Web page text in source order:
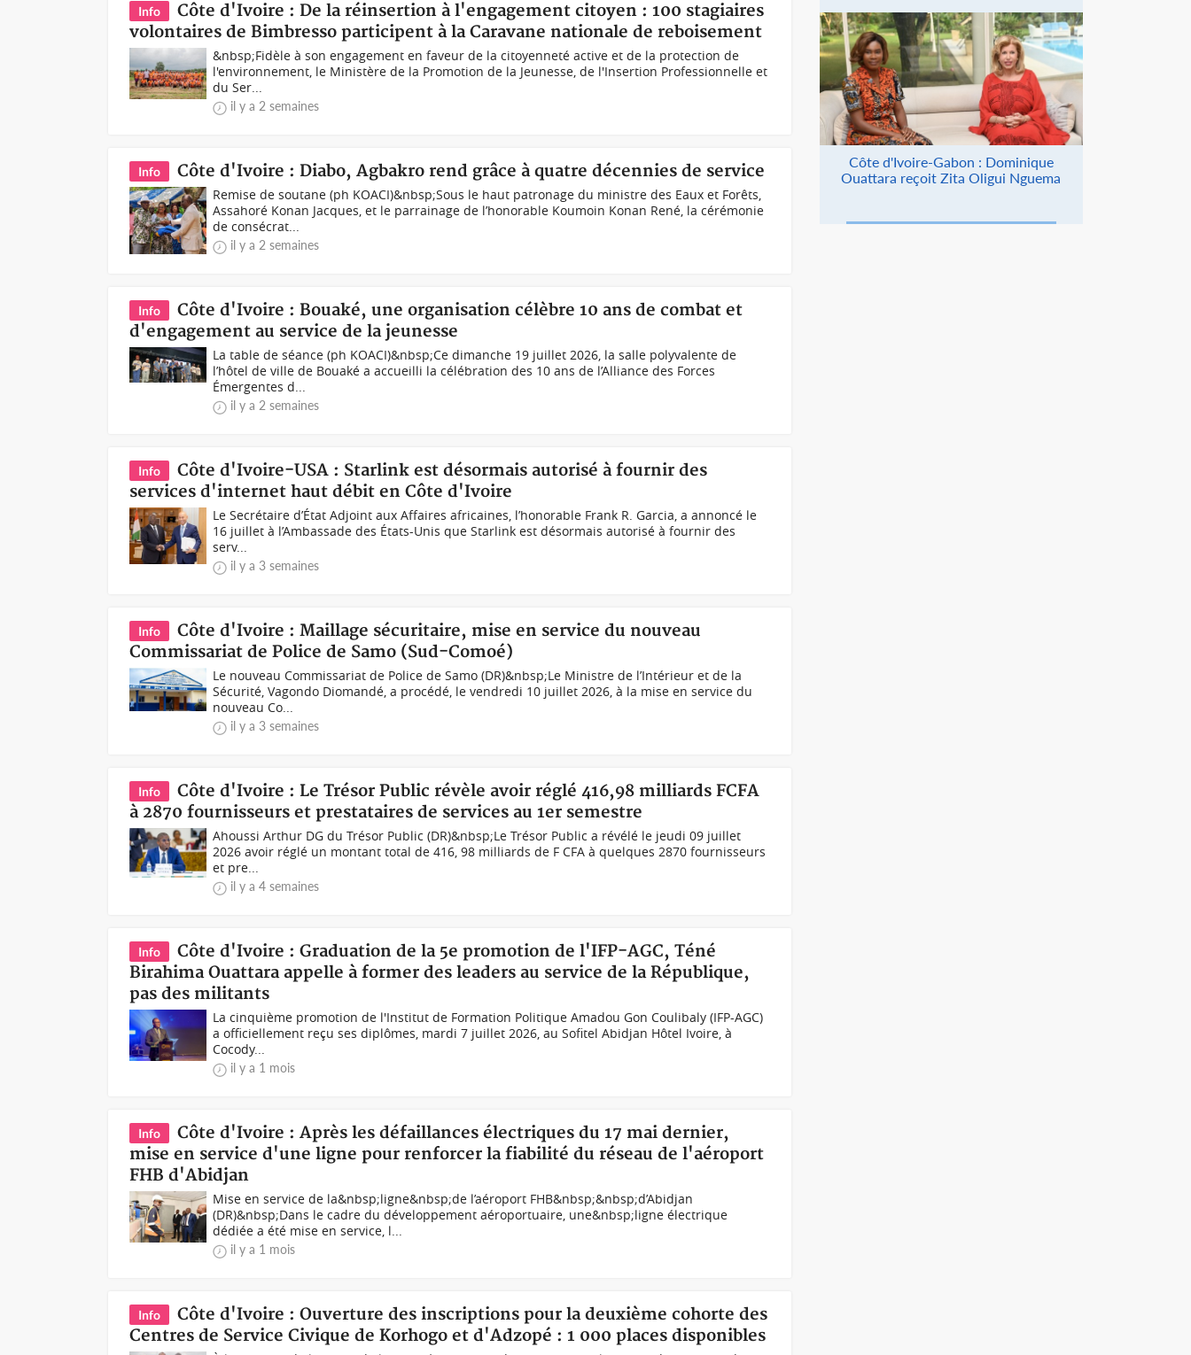
Info
Côte d'Ivoire : De la réinsertion à l'engagement citoyen : 100 stagiaires
volontaires de Bimbresso participent à la Caravane nationale de reboisement
&nbsp;Fidèle à son engagement en faveur de la citoyenneté active et de la protection de
l'environnement, le Ministère de la Promotion de la Jeunesse, de l'Insertion Professionnelle et
du Ser...
il y a 2 semaines
Info Côte d'Ivoire : Diabo, Agbakro rend grâce à quatre décennies de service
Remise de soutane (ph KOACI)&nbsp;Sous le haut patronage du ministre des Eaux et Forêts,
Assahoré Konan Jacques, et le parrainage de l’honorable Koumoin Konan René, la cérémonie
de consécrat...
il y a 2 semaines
Info
Côte d'Ivoire : Bouaké, une organisation célèbre 10 ans de combat et
d'engagement au service de la jeunesse
La table de séance (ph KOACI)&nbsp;Ce dimanche 19 juillet 2026, la salle polyvalente de
l’hôtel de ville de Bouaké a accueilli la célébration des 10 ans de l’Alliance des Forces
Émergentes d...
il y a 2 semaines
Info
Côte d'Ivoire-USA : Starlink est désormais autorisé à fournir des
services d'internet haut débit en Côte d'Ivoire
Le Secrétaire d’État Adjoint aux Affaires africaines, l’honorable Frank R. Garcia, a annoncé le
16 juillet à l’Ambassade des États-Unis que Starlink est désormais autorisé à fournir des
serv...
il y a 3 semaines
Info
Côte d'Ivoire : Maillage sécuritaire, mise en service du nouveau
Commissariat de Police de Samo (Sud-Comoé)
Le nouveau Commissariat de Police de Samo (DR)&nbsp;Le Ministre de l’Intérieur et de la
Sécurité, Vagondo Diomandé, a procédé, le vendredi 10 juillet 2026, à la mise en service du
nouveau Co...
il y a 3 semaines
Info
Côte d'Ivoire : Le Trésor Public révèle avoir réglé 416,98 milliards FCFA
à 2870 fournisseurs et prestataires de services au 1er semestre
Ahoussi Arthur DG du Trésor Public (DR)&nbsp;Le Trésor Public a révélé le jeudi 09 juillet
2026 avoir réglé un montant total de 416, 98 milliards de F CFA à quelques 2870 fournisseurs
et pre...
il y a 4 semaines
Info
Côte d'Ivoire : Graduation de la 5e promotion de l'IFP-AGC, Téné
Birahima Ouattara appelle à former des leaders au service de la République,
pas des militants
La cinquième promotion de l'Institut de Formation Politique Amadou Gon Coulibaly (IFP-AGC)
a officiellement reçu ses diplômes, mardi 7 juillet 2026, au Sofitel Abidjan Hôtel Ivoire, à
Cocody...
il y a 1 mois
Info
Côte d'Ivoire : Après les défaillances électriques du 17 mai dernier,
mise en service d'une ligne pour renforcer la fiabilité du réseau de l'aéroport
FHB d'Abidjan
Mise en service de la&nbsp;ligne&nbsp;de l’aéroport FHB&nbsp;&nbsp;d’Abidjan
(DR)&nbsp;Dans le cadre du développement aéroportuaire, une&nbsp;ligne électrique
dédiée a été mise en service, l...
il y a 1 mois
Info
Côte d'Ivoire : Ouverture des inscriptions pour la deuxième cohorte des
Centres de Service Civique de Korhogo et d'Adzopé : 1 000 places disponibles
Côte d'Ivoire-Gabon : Dominique
Ouattara reçoit Zita Oligui Nguema